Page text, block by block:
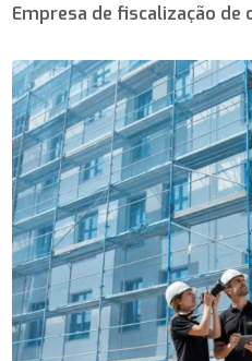
Empresa de fiscalização de